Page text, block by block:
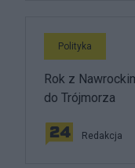
Polityka
Rok z
do Trójmorza
Redakcja